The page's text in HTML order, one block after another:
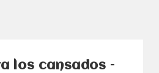
los cansados –